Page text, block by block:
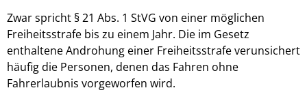
Zwar spricht § 21 Abs. 1 StVG von einer möglichen
Freiheitsstrafe bis zu einem Jahr. Die im Gesetz
enthaltene Androhung einer Freiheitsstrafe verunsichert
häufig die Personen, denen das Fahren ohne
Fahrerlaubnis vorgeworfen wird.